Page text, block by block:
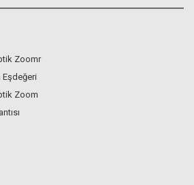
Zoomr
Eşdeğeri
Zoom